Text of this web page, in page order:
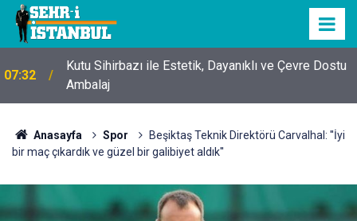
07:32
Kutu Sihirbazı ile Estetik, Dayanıklı ve Çevre Dostu
Ambalaj
Anasayfa Spor
Beşiktaş Teknik Direktörü Carvalhal: ''İyi
bir maç çıkardık ve güzel bir galibiyet aldık''